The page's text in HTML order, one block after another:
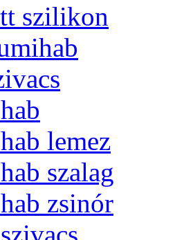
szilikon
lemez
szalag
zsinór